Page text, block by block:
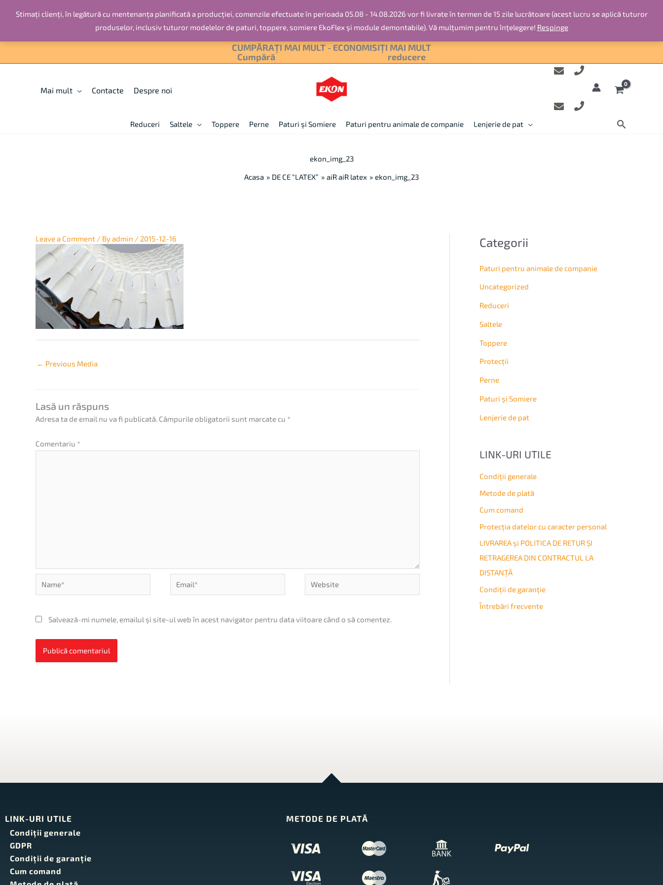
Stimați clienți, în legătură cu mentenanța planificată a producției, comenzile efectuate în perioada 05.08 - 14.08.2026 vor fi livrate în termen de 15 zile lucrătoare (acest lucru se aplică tuturor
produselor, inclusiv tuturor modelelor de paturi, toppere, somiere EkoFlex și module demontabile). Vă mulțumim pentru înțelegere! Respinge
CUMPĂRAȚI MAI MULT - ECONOMISIȚI MAI MULT
Cumpără
2 produse și primești 10% reducere
Мai mult Contacte Despre noi
Reduceri Saltele Topperе Perne Paturi și Somiere Paturi pentru animale de companie Lenjerie de pat
ekon_img_23
Acasa DE CE “LATEX” aiR aiR latex ekon_img_23
Leave a Comment / Byadmin / 2015-12-16
← Previous Media
Lasă un răspuns
Adresa ta de email nu va fi publicată. Câmpurile obligatorii sunt marcate cu *
Comentariu *
Name* Email* Website
Salvează-mi numele, emailul și site-ul web în acest navigator pentru data viitoare când o să comentez.
Categorii
Paturi pentru animale de companie
Uncategorized
Reduceri
Saltele
Topperе
Protecții
Perne
Paturi și Somiere
Lenjerie de pat
LINK-URI UTILE
Condiţii generale
Metode de plată
Cum comand
Protecția datelor cu caracter personal
LIVRAREA și POLITICA DE RETUR ȘI
RETRAGEREA DIN CONTRACTUL LA
DISTANȚĂ
Condiţii de garanţie
Întrebări frecvente
LINK-URI UTILE
Condiţii generale
GDPR
Condiţii de garanţie
Cum comand
METODE DE PLATĂ